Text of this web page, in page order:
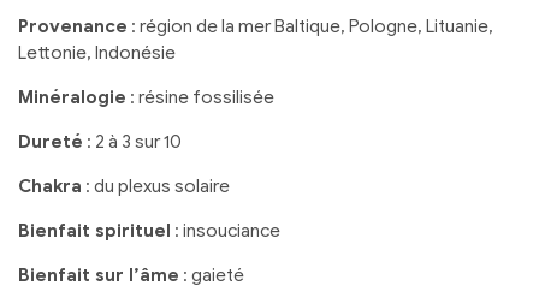
Provenance : région de la mer Baltique, Pologne, Lituanie,
Lettonie, Indonésie
Minéralogie : résine fossilisée
Dureté : 2 à 3 sur 10
Chakra : du plexus solaire
Bienfait spirituel : insouciance
Bienfait sur l’âme : gaieté